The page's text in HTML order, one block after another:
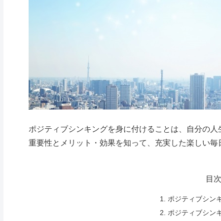
ポジティブシンキングを身に付けることは、自分の
重要性とメリット・効果を知って、充実した楽しい
目次
ポジティブシン
ポジティブシン